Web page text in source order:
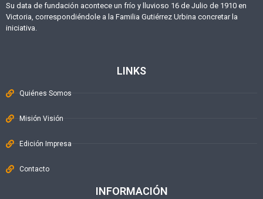
Su data de fundación acontece un frío y lluvioso 16 de Julio de 1910 en
Victoria, correspondiéndole a la Familia Gutiérrez Urbina concretar la
iniciativa.
LINKS
Quiénes Somos
Misión Visión
Edición Impresa
Contacto
INFORMACIÓN